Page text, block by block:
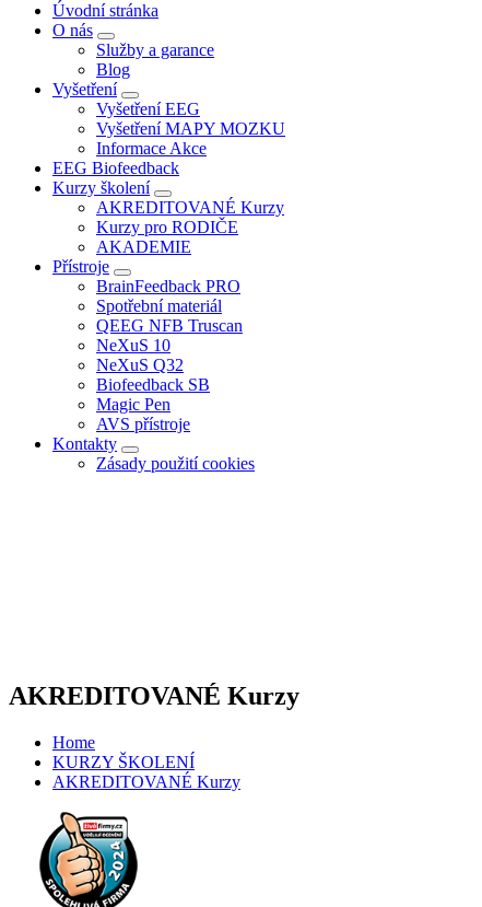
Úvodní stránka
O nás
Služby a garance
Blog
Vyšetření
Vyšetření EEG
Vyšetření MAPY MOZKU
Informace Akce
EEG Biofeedback
Kurzy školení
AKREDITOVANÉ Kurzy
Kurzy pro RODIČE
AKADEMIE
Přístroje
BrainFeedback PRO
Spotřební materiál
QEEG NFB Truscan
NeXuS 10
NeXuS Q32
Biofeedback SB
Magic Pen
AVS přístroje
Kontakty
Zásady použití cookies
AKREDITOVANÉ Kurzy
Home
KURZY ŠKOLENÍ
AKREDITOVANÉ Kurzy